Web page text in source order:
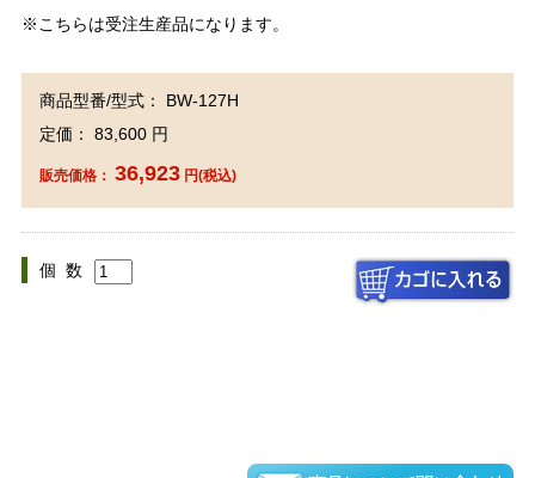
※こちらは受注生産品になります。
商品型番/型式： BW-127H
定価： 83,600 円
販売価格： 36,923円(税込)
個 数